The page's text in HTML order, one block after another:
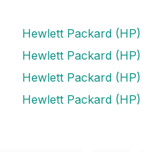
Hewlett Packard
Hewlett Packard (HP)
Hewlett Packard
Hewlett Packard